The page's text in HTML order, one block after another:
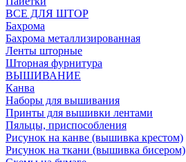
ВСЕ ДЛЯ ШТОР
Бахрома
Бахрома металлизированная
Ленты шторные
Шторная фурнитура
ВЫШИВАНИЕ
Канва
Наборы для вышивания
Принты для вышивки лентами
Пяльцы, приспособления
Рисунок на канве (вышивка крестом)
Рисунок на ткани (вышивка бисером)